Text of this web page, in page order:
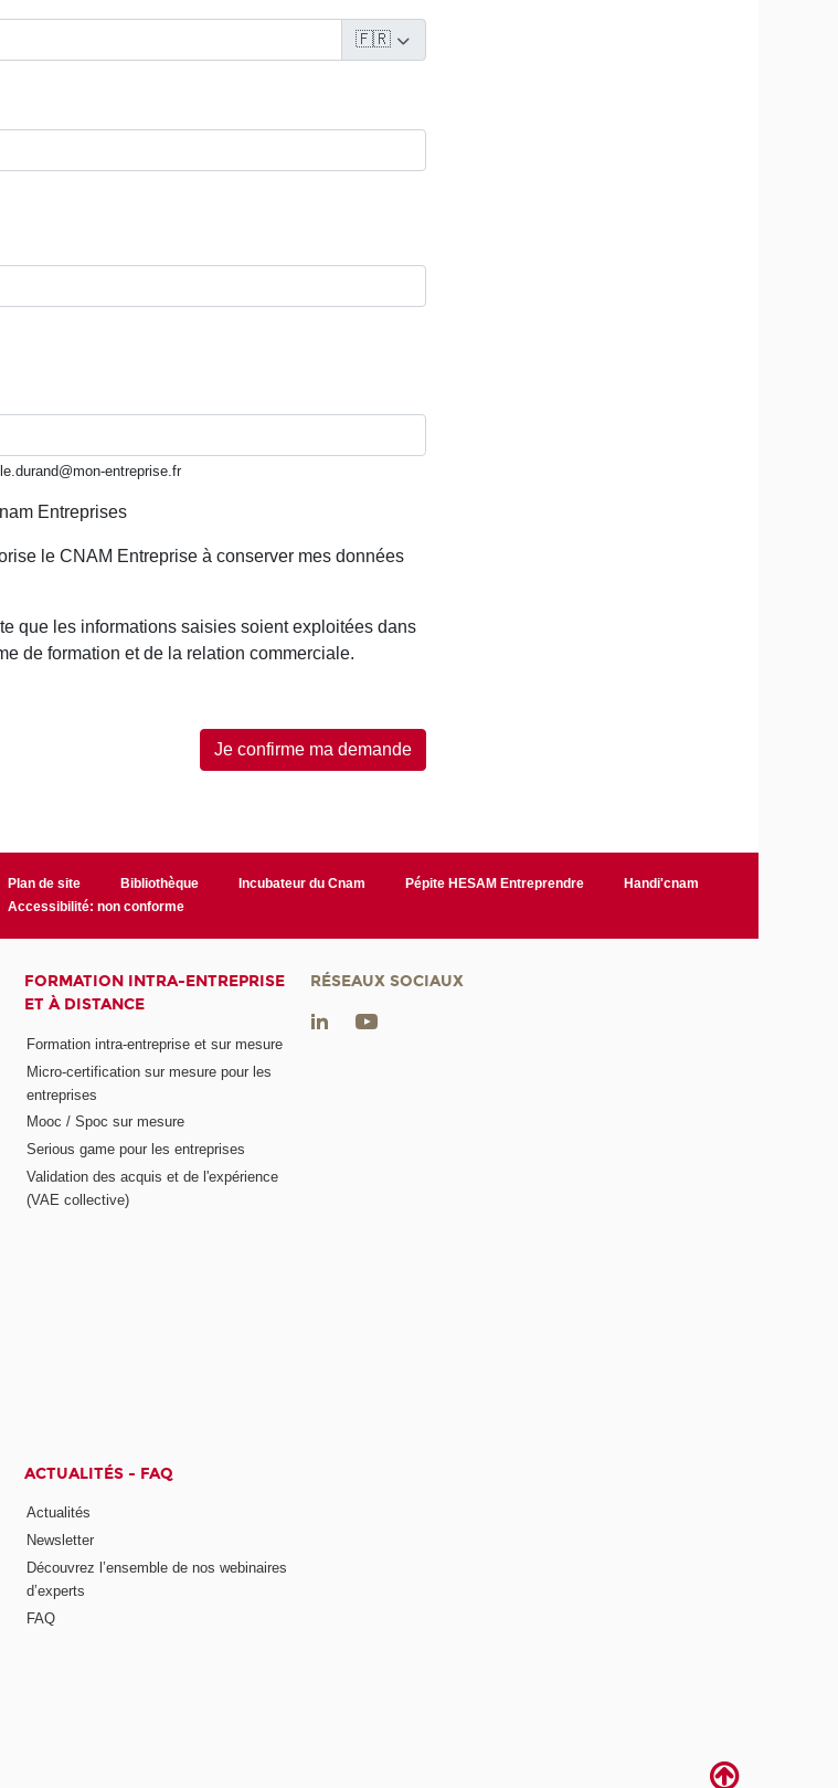
Plan de site Bibliothèque Incubateur du Cnam Pépite HESAM Entreprendre
Handi'cnam
Accessibilité: non conforme
FORMATION INTRA-ENTREPRISE
ET À DISTANCE
Formation intra-entreprise et sur mesure
Micro-certification sur mesure pour les
entreprises
Mooc / Spoc sur mesure
Serious game pour les entreprises
Validation des acquis et de l'expérience
(VAE collective)
ACTUALITÉS - FAQ
Actualités
Newsletter
Découvrez l’ensemble de nos webinaires
d’experts
FAQ
RÉSEAUX SOCIAUX